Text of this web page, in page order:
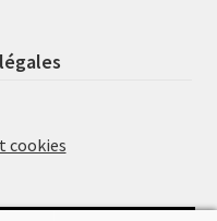
cookies